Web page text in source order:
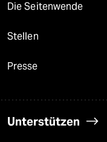
Die Seitenwende
Stellen
Presse
Unterstützen